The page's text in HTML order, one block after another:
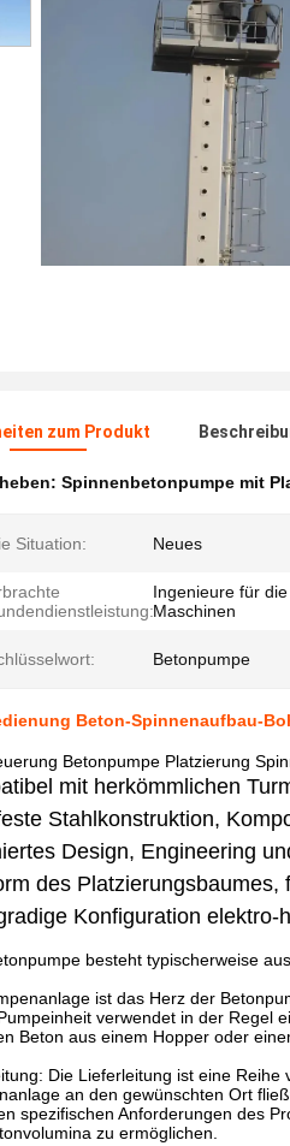
zum Produkt
Spinnenbetonpumpe mit
Situation: Neues
Ingenieure für
Maschinen
Betonpumpe
Beton-Spinnenaufbau-
Betonpumpe Platzierung
mit herkömmlichen
Stahlkonstruktion,
Design, Engineering
des
Konfiguration
besteht typischerweise
ist das Herz der
verwendet in der Regel
Beton aus einem Hopper oder
Die Lieferleitung ist eine
an den gewünschten Ort
spezifischen Anforderungen des
zu ermöglichen.